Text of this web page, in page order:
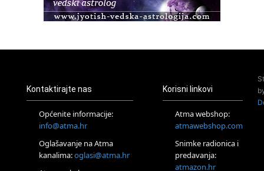
Access BARS®, otpusti stres
Pjesma srca / Zagreb
Tečaj Višeg Vodstva, razvijanja intuicije i Akaša zapisa
Online
Upisi u program Profesionalni hipnoterapeut — nova
Kontaktirajte nas
Općenite informacije:
info@atma.hr
Oglašavanje na Atma
kanalima:oglasi@atma.hr
Korisni linkovi
Atma webshop:
atmawebshop.com
Snimke radionica i
predavanja:
atmazon.hr